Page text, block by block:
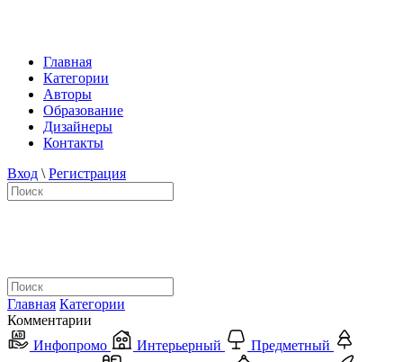
Главная
Категории
Авторы
Образование
Дизайнеры
Контакты
Вход \ Регистрация
Главная Категории
Комментарии
Инфопромо
Интерьерный
Предметный